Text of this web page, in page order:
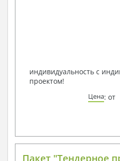
Получить
наших
индивидуальность с
проектом!
Цена: от